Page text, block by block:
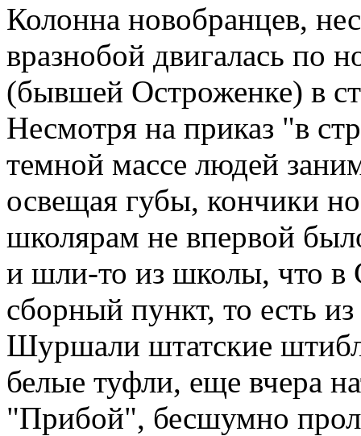
Колонна новобранцев,
вразнобой двигалась по
(бывшей Остроженке) в
Несмотря на приказ "в
темной массе людей
освещая губы, кончики
школярам не впервой
и шли-то из школы, что в
сборный пункт, то есть
Шуршали штатские
белые туфли, еще вчера
"Прибой", бесшумно